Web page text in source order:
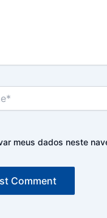
meus dados neste